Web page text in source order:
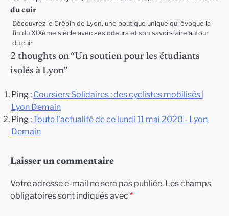
du cuir
Découvrez le Crépin de Lyon, une boutique unique qui évoque la
fin du XIXème siècle avec ses odeurs et son savoir-faire autour
du cuir
2 thoughts on “Un soutien pour les étudiants
isolés à Lyon”
Ping : Coursiers Solidaires : des cyclistes mobilisés |
Lyon Demain
Ping :Toute l'actualité de ce lundi 11 mai 2020 - Lyon
Demain
Laisser un commentaire
Votre adresse e-mail ne sera pas publiée. Les champs
obligatoires sont indiqués avec *